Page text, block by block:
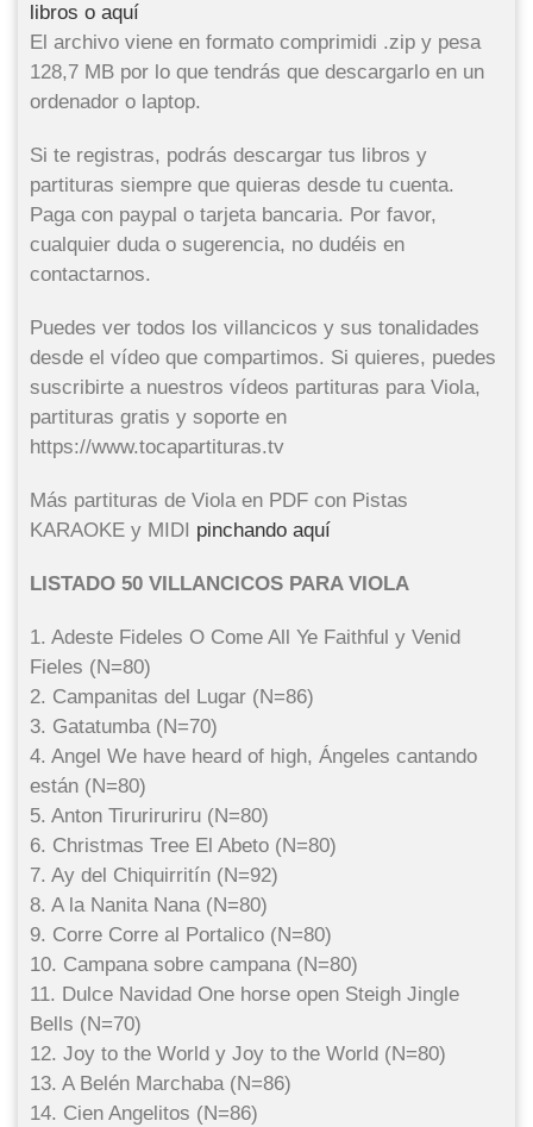
libros o aquí
El archivo viene en formato comprimidi .zip y pesa
128,7 MB por lo que tendrás que descargarlo en un
ordenador o laptop.
Si te registras, podrás descargar tus libros y
partituras siempre que quieras desde tu cuenta.
Paga con paypal o tarjeta bancaria. Por favor,
cualquier duda o sugerencia, no dudéis en
contactarnos.
Puedes ver todos los villancicos y sus tonalidades
desde el vídeo que compartimos. Si quieres, puedes
suscribirte a nuestros vídeos partituras para Viola,
partituras gratis y soporte en
https://www.tocapartituras.tv
Más partituras de Viola en PDF con Pistas
KARAOKE y MIDI pinchando aquí
LISTADO 50 VILLANCICOS PARA VIOLA
1. Adeste Fideles O Come All Ye Faithful y Venid
Fieles (N=80)
2. Campanitas del Lugar (N=86)
3. Gatatumba (N=70)
4. Angel We have heard of high, Ángeles cantando
están (N=80)
5. Anton Tiruriruriru (N=80)
6. Christmas Tree El Abeto (N=80)
7. Ay del Chiquirritín (N=92)
8. A la Nanita Nana (N=80)
9. Corre Corre al Portalico (N=80)
10. Campana sobre campana (N=80)
11. Dulce Navidad One horse open Steigh Jingle
Bells (N=70)
12. Joy to the World y Joy to the World (N=80)
13. A Belén Marchaba (N=86)
14. Cien Angelitos (N=86)